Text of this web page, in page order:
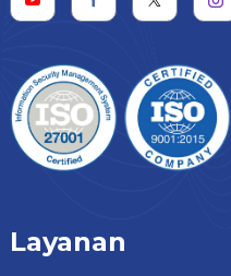
Layanan